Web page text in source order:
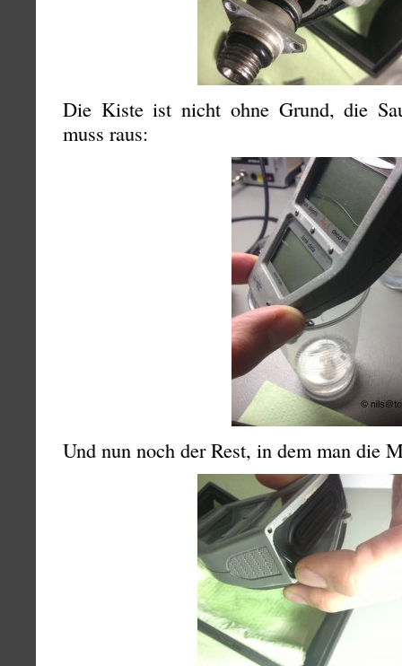
Die Kiste ist nicht ohne Grund, die
muss raus:
Und nun noch der Rest, in dem man die